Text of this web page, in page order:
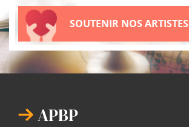
SOUTENIR NOS ARTISTES
APBP